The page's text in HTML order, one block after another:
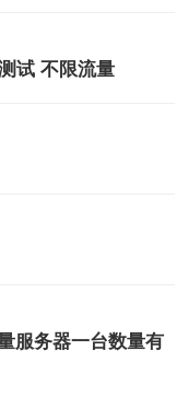
试 不限流量
服务器一台数量有